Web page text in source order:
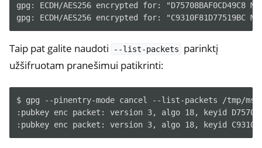
gpg: ECDH/AES256 encrypted for: "D75708BAF0CD49C8
Taip pat galite naudoti --list-packets
parinktį
užšifruotam pranešimui patikrinti:
$ gpg --pinentry-mode cancel --list-packets /tmp/
:pubkey enc packet: version 3, algo 18, keyid